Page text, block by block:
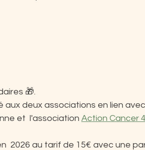
🎁.
aux deux associations en lien
et  l'association Action Cancer
2026 au tarif de 15€ avec une